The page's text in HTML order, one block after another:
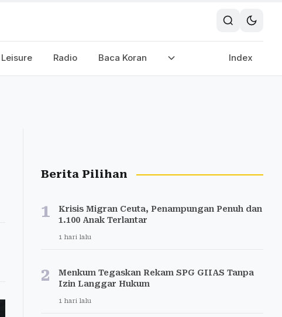
Leisure Radio Baca Koran Index
Berita Pilihan
1
Krisis Migran Ceuta, Penampungan Penuh dan
1.100 Anak Terlantar
1 hari lalu
2
Menkum Tegaskan Rekam SPG GIIAS Tanpa
Izin Langgar Hukum
1 hari lalu